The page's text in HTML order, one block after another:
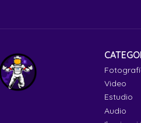
Video
Estudio
Audio